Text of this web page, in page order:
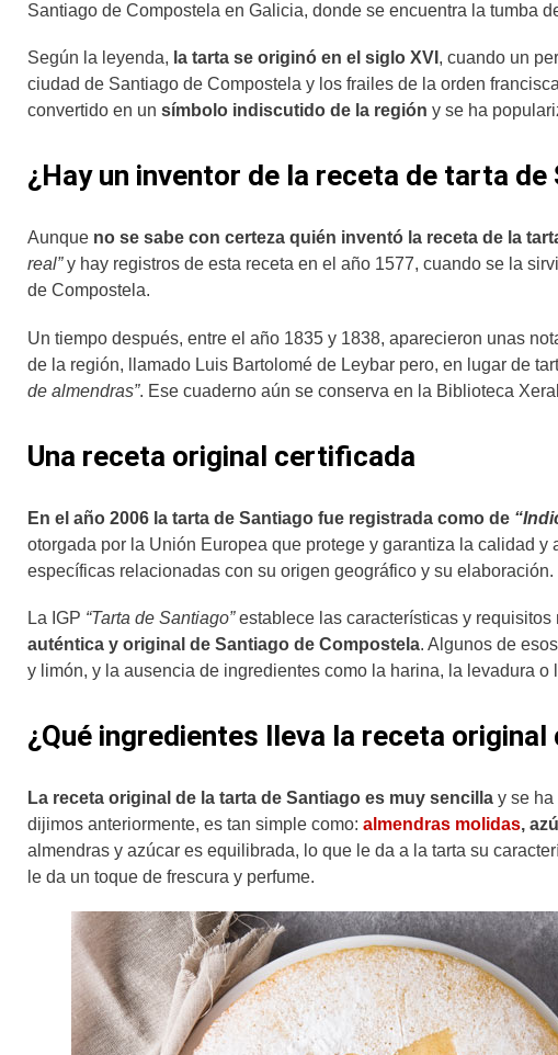
Santiago de Compostela en Galicia, donde se encuentra la tumba
Según la leyenda, la tarta se originó en el siglo XVI , cuando un
ciudad de Santiago de Compostela y los frailes de la orden
convertido en un símbolo indiscutido de la región y se ha
¿Hay un inventor de la receta de tarta de
Aunque no se sabe con certeza quién inventó la receta de la
real”y hay registros de esta receta en el año 1577, cuando se la
de Compostela.
Un tiempo después, entre el año 1835 y 1838, aparecieron unas
de la región, llamado Luis Bartolomé de Leybar pero, en lugar de
de almendras”. Ese cuaderno aún se conserva en la Biblioteca
Una receta original certificada
En el año 2006 la tarta de Santiago fue registrada como de
otorgada por la Unión Europea que protege y garantiza la calidad
específicas relacionadas con su origen geográfico y su elaboración.
La IGP “Tarta de Santiago”establece las características y
auténtica y original de Santiago de Compostela. Algunos de
y limón, y la ausencia de ingredientes como la harina, la levadura o
¿Qué ingredientes lleva la receta
La receta original de la tarta de Santiago es muy sencilla y se
dijimos anteriormente, es tan simple como: almendras molidas,
almendras y azúcar es equilibrada, lo que le da a la tarta su
le da un toque de frescura y perfume.